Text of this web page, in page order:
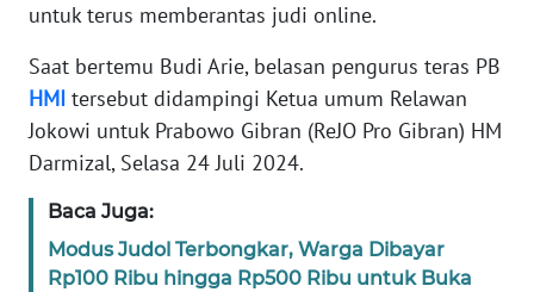
untuk terus memberantas judi online.
Saat bertemu Budi Arie, belasan pengurus teras PB
HMI tersebut didampingi Ketua umum Relawan
Jokowi untuk Prabowo Gibran (ReJO Pro Gibran) HM
Darmizal, Selasa 24 Juli 2024.
Baca Juga:
Modus Judol Terbongkar, Warga Dibayar
Rp100 Ribu hingga Rp500 Ribu untuk Buka
KARIR
DISCLAIMER
Wahana
Regional